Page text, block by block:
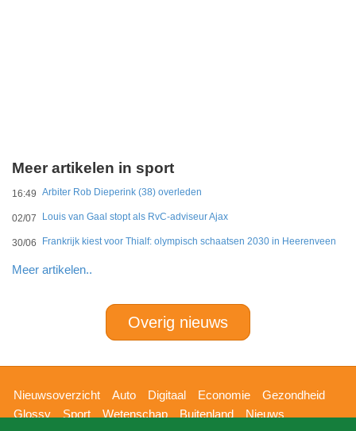
Meer artikelen in sport
16:49 Arbiter Rob Dieperink (38) overleden
02/07 Louis van Gaal stopt als RvC-adviseur Ajax
30/06 Frankrijk kiest voor Thialf: olympisch schaatsen 2030 in Heerenveen
Meer artikelen..
Overig nieuws
Hoofdnavigatie
Nieuwsoverzicht Auto Digitaal Economie
Gezondheid
Glossy
Sport Wetenschap Buitenland
Nieuws